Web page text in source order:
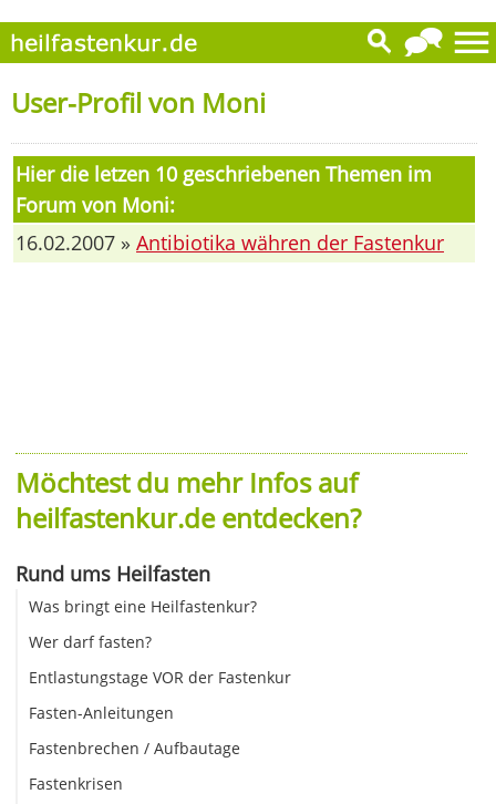
User-Profil von Moni
Hier die letzen 10 geschriebenen Themen im
Forum von Moni:
16.02.2007 » Antibiotika währen der Fastenkur
Möchtest du mehr Infos auf
heilfastenkur.de entdecken?
Rund ums Heilfasten
Was bringt eine Heilfastenkur?
Wer darf fasten?
Entlastungstage VOR der Fastenkur
Fasten-Anleitungen
Fastenbrechen / Aufbautage
Fastenkrisen